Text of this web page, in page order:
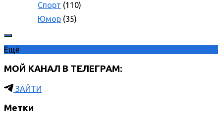
Спорт (110)
Юмор (35)
Ещё
МОЙ КАНАЛ В ТЕЛЕГРАМ:
ЗАЙТИ
Метки